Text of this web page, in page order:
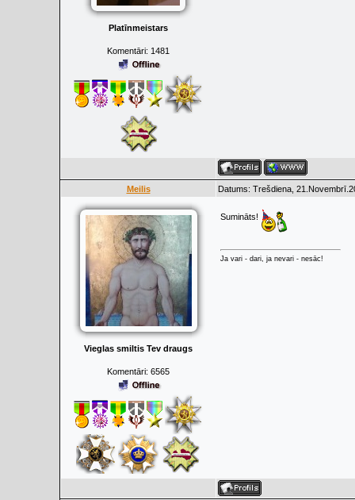
Platīnmeistars
Komentāri: 1481
Meilis Datums: Trešdiena,
Vieglas smiltis Tev draugs
Komentāri: 6565
Sumināts!
Ja vari - dari, ja nevari - nesāc!